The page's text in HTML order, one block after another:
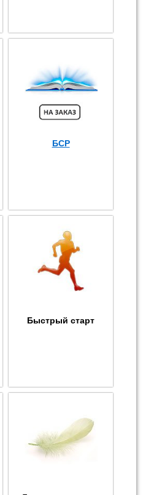
БСР
Быстрый старт